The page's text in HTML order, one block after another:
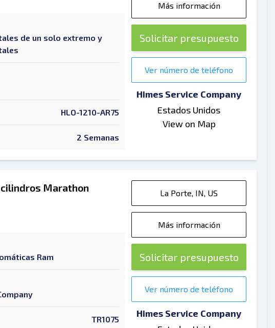
de un solo extremo y
HLO-1210-AR75
2 Semanas
Más información
Solicitar presupuesto
Ver número de teléfono
Himes Service Company
Estados Unidos
View on Map
Marathon
Ram
TR1075
La Porte, IN, US
Más información
Solicitar presupuesto
Ver número de teléfono
Himes Service Company